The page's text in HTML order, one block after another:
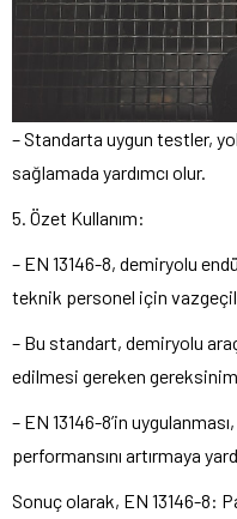
– Standarta uygun testler,
sağlamada yardımcı olur.
5. Özet Kullanım:
– EN 13146-8, demiryolu
teknik personel için
– Bu standart, demiryolu
edilmesi gereken
– EN 13146-8’in
performansını artırmaya
Sonuç olarak, EN 13146-8: